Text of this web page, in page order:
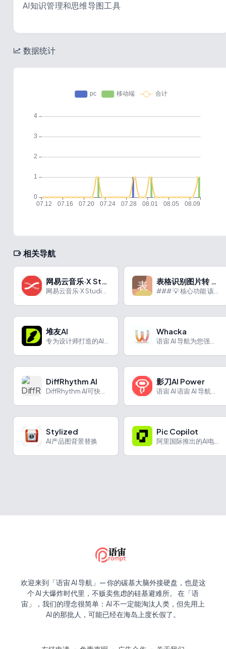
AI知识管理和思维导图工具
数据统计
相关导航
网易云音乐·X Studio 表格识别图片转 Excel
堆友AI Whacka
DiffRhythm AI 影刀AI Power
Stylized
AI产品图背景替换
Pic Copilot
欢迎来到「语宙 AI 导航」— 你的碳基大脑外接硬盘，也是这
个 AI 大爆炸时代里，不贩卖焦虑的硅基避难所。 在「语
宙」，我们的理念很简单：AI 不一定能淘汰人类，但先用上
AI 的那批人，可能已经在海岛上度长假了。